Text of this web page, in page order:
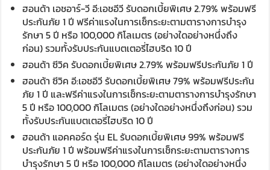
ฮอนด้า เอชอาร์-วี อี:เอชอีวี รับดอกเบี้ยพิเศษ 2.79% พร้อมฟรี
ประกันภัย 1 ปี ฟรีค่าแรงในการเช็กระยะตามตารางการบำรุง
รักษา 5 ปี หรือ 100,000 กิโลเมตร (อย่างใดอย่างหนึ่งถึง
ก่อน) รวมทั้งรับประกันแบตเตอรี่ไฮบริด 10 ปี
ฮอนด้า ซีวิค รับดอกเบี้ยพิเศษ 2.79% พร้อมฟรีประกันภัย 1 ปี
ฮอนด้า ซีวิค อี:เอชอีวี รับดอกเบี้ยพิเศษ 79% พร้อมฟรีประกัน
ภัย 1 ปี และฟรีค่าแรงในการเช็กระยะตามตารางการบำรุงรักษา
5 ปี หรือ 100,000 กิโลเมตร (อย่างใดอย่างหนึ่งถึงก่อน) รวม
ทั้งรับประกันแบตเตอรี่ไฮบริด 10 ปี
ฮอนด้า แอคคอร์ด รุ่น EL รับดอกเบี้ยพิเศษ 99% พร้อมฟรี
ประกันภัย 1 ปี พร้อมฟรีค่าแรงในการเช็กระยะตามตารางการ
บำรุงรักษา 5 ปี หรือ 100,000 กิโลเมตร (อย่างใดอย่างหนึ่ง